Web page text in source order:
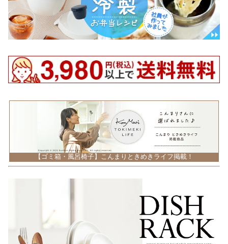
【ゴミ箱・風呂椅子】こんまりときめきライフ掲載！